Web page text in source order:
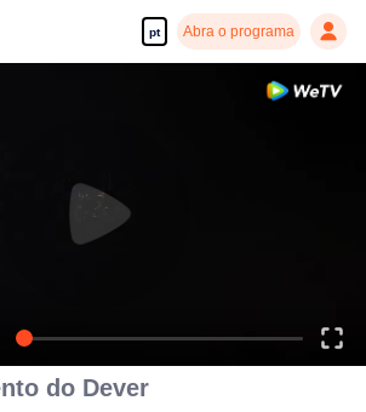
pt Abra o programa
do Dever